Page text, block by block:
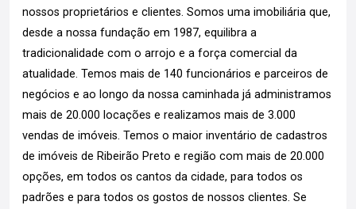
nossos proprietários e clientes. Somos uma imobiliária que,
desde a nossa fundação em 1987, equilibra a
tradicionalidade com o arrojo e a força comercial da
atualidade. Temos mais de 140 funcionários e parceiros de
negócios e ao longo da nossa caminhada já administramos
mais de 20.000 locações e realizamos mais de 3.000
vendas de imóveis. Temos o maior inventário de cadastros
de imóveis de Ribeirão Preto e região com mais de 20.000
opções, em todos os cantos da cidade, para todos os
padrões e para todos os gostos de nossos clientes. Se